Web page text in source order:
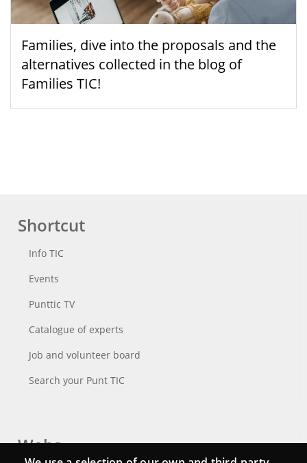
Families, dive into the proposals and the
alternatives collected in the blog of
Families TIC!
Shortcut
Info TIC
Events
Punttic TV
Catalogue of experts
Job and volunteer board
Search your Punt TIC
Webs